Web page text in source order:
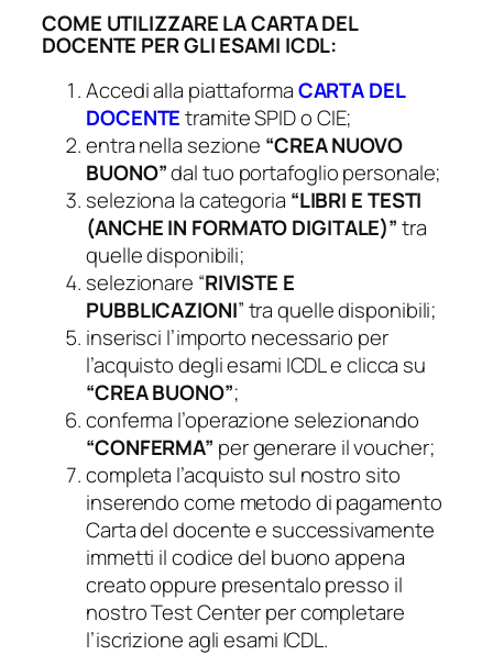
COME UTILIZZARE LA CARTA DEL
DOCENTE PER GLI ESAMI ICDL:
Accedi alla piattaformaCARTA DEL
DOCENTEtramite SPID o CIE;
entra nella sezione “CREA NUOVO
BUONO”dal tuo portafoglio personale;
seleziona la categoria “LIBRI E TESTI
(ANCHE IN FORMATO DIGITALE)”tra
quelle disponibili;
selezionare “RIVISTE E
PUBBLICAZIONI” tra quelle disponibili;
inserisci l’importo necessario per
l’acquisto degli esami ICDL e clicca su
“CREA BUONO”;
conferma l’operazione selezionando
“CONFERMA” per generare il voucher;
completa l’acquisto sul nostro sito
inserendo come metodo di pagamento
Carta del docente e successivamente
immetti il codice del buono appena
creato oppure presentalo presso il
nostro Test Center per completare
l’iscrizione agli esami ICDL.